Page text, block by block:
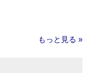
もっと見る »